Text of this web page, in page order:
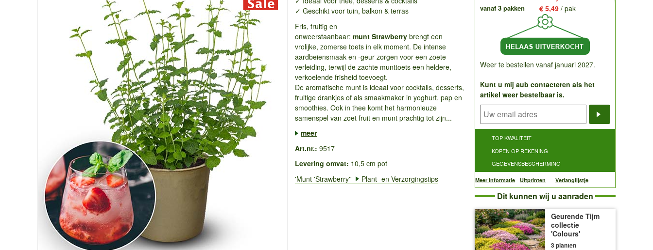
✓ Geschikt voor tuin, balkon & terras
Fris, fruitig en
onweerstaanbaar: munt Strawberrybrengt een
vrolijke, zomerse toets in elk moment. De intense
aardbeiensmaak en -geur zorgen voor een zoete
verleiding, terwijl de zachte munttoets een heldere,
verkoelende frisheid toevoegt.
De aromatische munt is ideaal voor cocktails, desserts,
fruitige drankjes of als smaakmaker in yoghurt, pap en
smoothies. Ook in thee komt het harmonieuze
samenspel van zoet fruit en munt prachtig tot zijn...
meer
Art.nr.: 9517
Levering omvat: 10,5 cm pot
'Munt 'Strawberry''
Plant- en Verzorgingstips
vanaf 3 pakken € 5,49 / pak
Weer te bestellen vanaf januari 2027.
Kunt u mij aub contacteren als het
artikel weer bestelbaar is.
TOP KWALITEIT
KOPEN OP REKENING
GEGEVENSBESCHERMING
Meer informatie Uitprinten Verlanglijstje
Dit kunnen wij u aanraden
Geurende Tijm
collectie
'Colours'
3 planten